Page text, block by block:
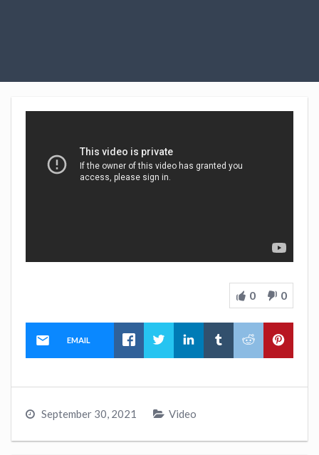
0 0
EMAIL
September 30, 2021 Video